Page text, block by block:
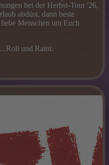
bei der Herbst-Tour '26,
abdüst, dann beste
Menschen um Euch
und Raini.